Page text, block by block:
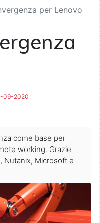
per Lenovo
09-2020
come base per
working. Grazie
Nutanix, Microsoft e